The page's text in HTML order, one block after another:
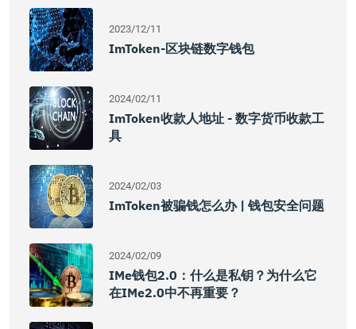
2023/12/11
ImToken-区块链数字钱包
2024/02/11
ImToken收款人地址 - 数字货币收款工
具
2024/02/03
ImToken被骗钱怎么办 | 钱包安全问题
2024/02/09
IMe钱包2.0：什么是私钥？为什么它
在iMe2.0中不再重要？